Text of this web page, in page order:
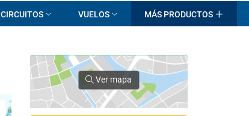
CIRCUITOS VUELOS MÁS PRODUCTOS
Ver mapa